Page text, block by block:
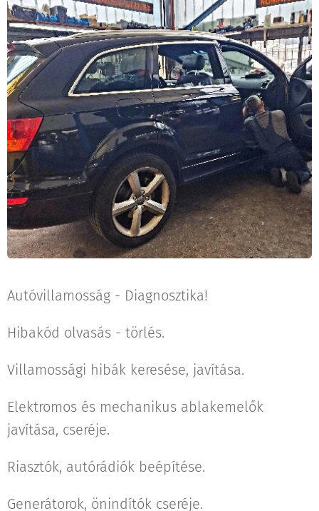
Autóvillamosság - Diagnosztika!
Hibakód olvasás - törlés.
Villamossági hibák keresése, javítása.
Elektromos és mechanikus ablakemelők
javítása, cseréje.
Riasztók, autórádiók beépítése.
Generátorok, önindítók cseréje.